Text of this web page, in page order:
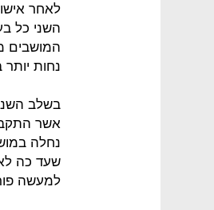
לאחר
השני כל
המושבים
נחות
בשלב
נחלה
שעד כה לא
למעשה